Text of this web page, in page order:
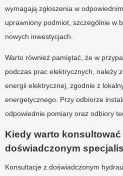
wymagają zgłoszenia w
uprawniony podmiot, szczególnie w
nowych inwestycjach.
Warto również pamiętać, że w
podczas prac elektrycznych, należy
energii elektrycznej, zgodnie z
energetycznego. Przy odbiorze
odpowiednie pomiary oraz odbiory
Kiedy warto konsultować
doświadczonym
Konsultacje z doświadczonym